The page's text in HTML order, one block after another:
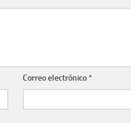
Correo electrónico*